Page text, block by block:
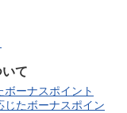
て
ーナスポイント
じたボーナスポイン